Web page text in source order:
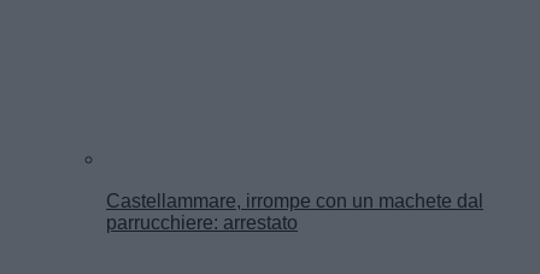
Castellammare, irrompe con un machete dal
parrucchiere: arrestato